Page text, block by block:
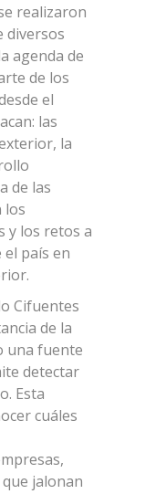
realizaron
diversos
agenda de
de los
el
las
la
de las
los
y los retos a
país en
Cifuentes
de la
una fuente
detectar
Esta
cuáles
jalonan